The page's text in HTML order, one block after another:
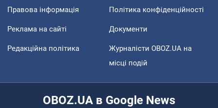
Правова інформація Політика конфіденційності
Реклама на сайті Документи
Редакційна політика
Журналісти OBOZ.UA на
місці подій
OBOZ.UA в Google News